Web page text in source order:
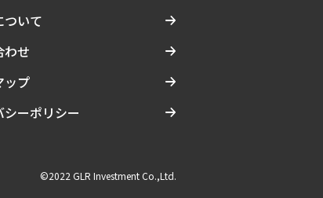
ついて
わせ
ップ
シーポリシー
©2022 GLR Investment Co.,Ltd.